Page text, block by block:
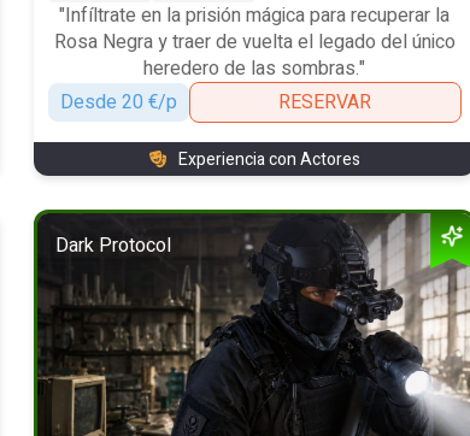
"Infíltrate en la prisión mágica para recuperar la
Rosa Negra y traer de vuelta el legado del único
heredero de las sombras."
Desde 20 €/p
RESERVAR
Experiencia con Actores
Dark Protocol